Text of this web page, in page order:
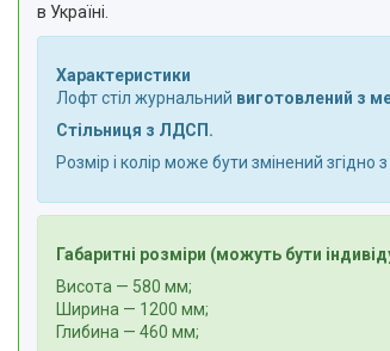
в Україні.
Характеристики
Лофт стіл журнальний виготовлений з
Стільниця з ЛДСП.
Розмір і колір може бути змінений
Габаритні розміри (можуть бути
Висота — 580 мм;
Ширина — 1200 мм;
Глибина — 460 мм;